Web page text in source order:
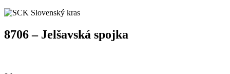
8706 – Jelšavská spojka